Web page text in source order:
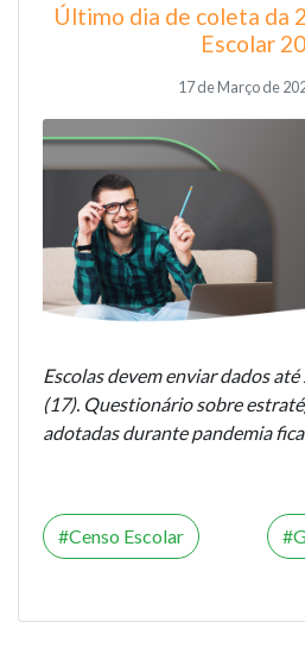
Último dia de coleta da
Escolar
17 de Março de
Escolas devem enviar dados
(17). Questionário sobre
adotadas durante pandemia
Censo Escolar